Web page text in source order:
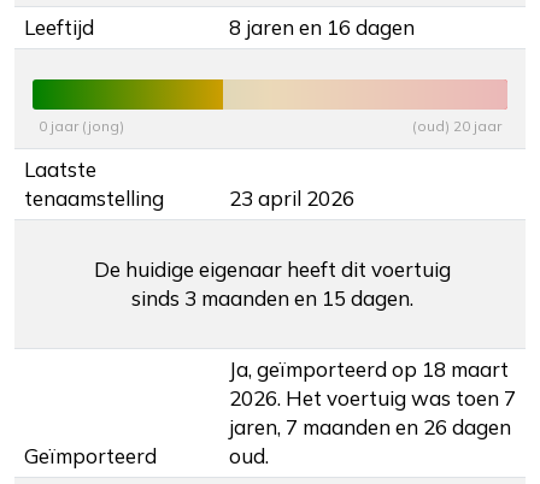
Leeftijd 8 jaren en 16 dagen
0 jaar (jong) (oud) 20 jaar
Laatste
tenaamstelling
23 april 2026
De huidige eigenaar heeft dit voertuig
sinds 3 maanden en 15 dagen.
Geïmporteerd
Ja, geïmporteerd op 18 maart
2026. Het voertuig was toen 7
jaren, 7 maanden en 26 dagen
oud.